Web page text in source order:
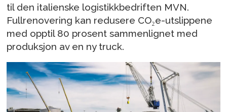
til den italienske logistikkbedriften MVN.
Fullrenovering kan redusere CO₂e-utslippene
med opptil 80 prosent sammenlignet med
produksjon av en ny truck.